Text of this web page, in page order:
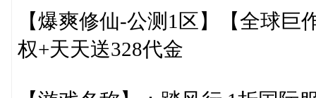
【爆爽修仙-公测1区】【全球
权+天天送328代金